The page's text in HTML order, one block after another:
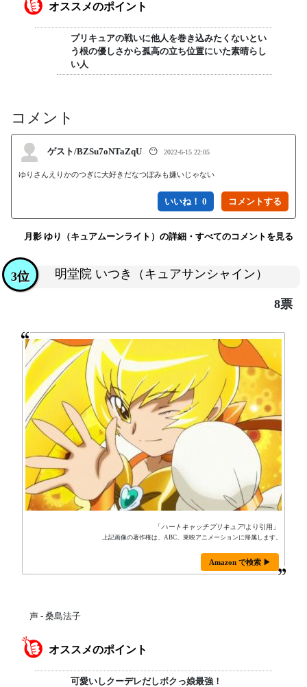
オススメのポイント
プリキュアの戦いに他人を巻き込みたくないとい
う根の優しさから孤高の立ち位置にいた素晴らし
い人
コメント
ゲスト/BZSu7oNTaZqU 😶 2022-6-15 22:05
ゆりさんえりかのつぎに大好きだなつぼみも嫌いじゃない
いいね！ 0
月影 ゆり（キュアムーンライト）の詳細・すべてのコメントを見る
明堂院 いつき（キュアサンシャイン）
3位
8票
「ハートキャッチプリキュア!より引用」
上記画像の著作権は、ABC、東映アニメーションに帰属します。
Amazon で検索 ▶
声 - 桑島法子
オススメのポイント
可愛いしクーデレだしボクっ娘最強！